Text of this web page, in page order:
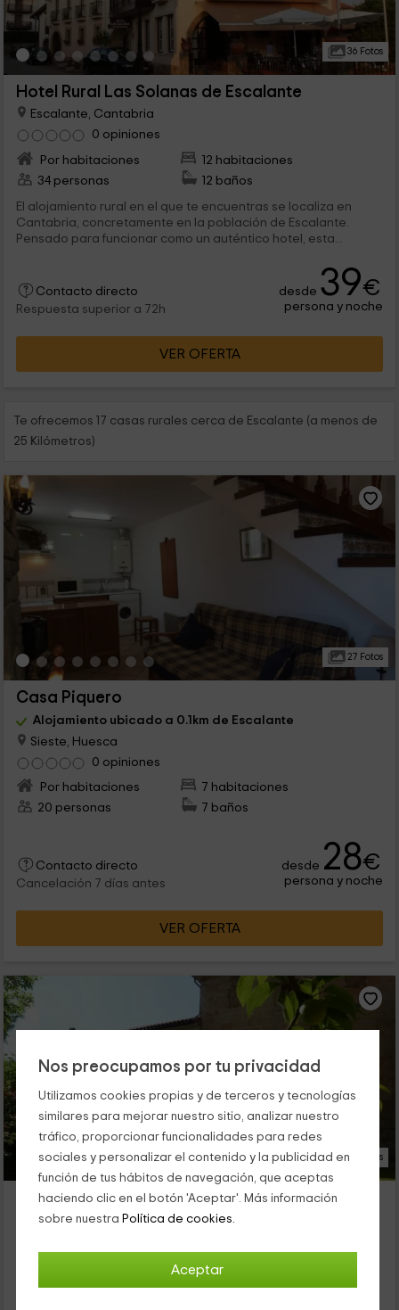
Nos preocupamos por tu privacidad
Utilizamos cookies propias y de terceros y tecnologías
similares para mejorar nuestro sitio, analizar nuestro
tráfico, proporcionar funcionalidades para redes
sociales y personalizar el contenido y la publicidad en
función de tus hábitos de navegación, que aceptas
haciendo clic en el botón 'Aceptar'. Más información
sobre nuestra Política de cookies.
Aceptar
36 Fotos
Hotel Rural Las Solanas de Escalante
Escalante, Cantabria
0 opiniones
Por habitaciones
12 habitaciones
34 personas
12 baños
El alojamiento rural en el que te encuentras se localiza en
Cantabria, concretamente en la población de Escalante.
Pensado para funcionar como un auténtico hotel, esta...
Contacto directo
Respuesta superior a 72h
desde 39€
persona y noche
VER OFERTA
Te ofrecemos 17 casas rurales cerca de Escalante (a menos de
25 Kilómetros)
27 Fotos
Casa Piquero
Alojamiento ubicado a 0.1km de Escalante
Sieste, Huesca
0 opiniones
Por habitaciones
7 habitaciones
20 personas
7 baños
Contacto directo
Cancelación 7 días antes
desde 28€
persona y noche
VER OFERTA
20 Fotos
Palacio de Arredondo
Alojamiento ubicado a 1.6km de Escalante
Por habitaciones
3 habitaciones